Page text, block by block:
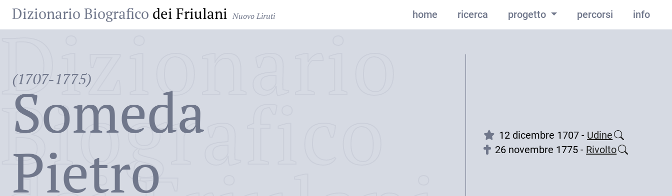
Dizionario Biografico dei Friulani Nuovo Liruti home ricerca progetto percorsi info
(1707-1775)
Someda
Pietro
Dizionario
Biografico 12 dicembre 1707 - Udine
26 novembre 1775 - Rivolto